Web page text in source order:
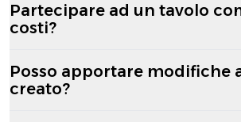
Partecipare ad un tavolo
costi?
Posso apportare modifiche
creato?